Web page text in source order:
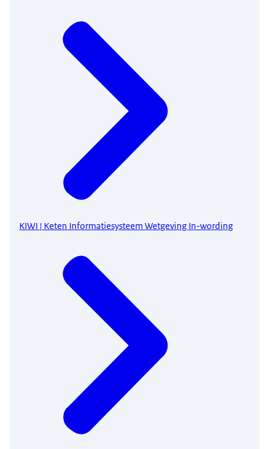
KIWI | Keten Informatiesysteem Wetgeving In-wording